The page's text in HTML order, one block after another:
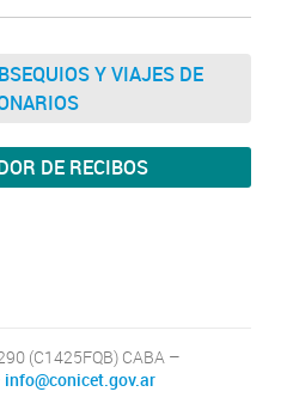
Y VIAJES DE
DE RECIBOS
(C1425FQB) CABA –
info@conicet.gov.ar